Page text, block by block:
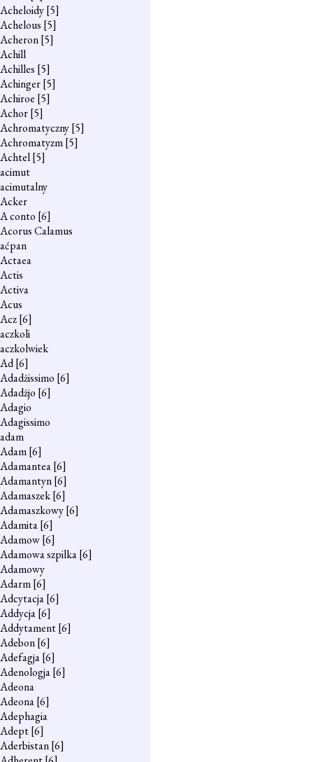
Acheloidy[5]
Achelous [5]
Acheron[5]
Achill
Achilles [5]
Achinger[5]
Achiroe [5]
Achor[5]
Achromatyczny[5]
Achromatyzm[5]
Achtel[5]
acimut
acimutalny
Acker
A conto [6]
Acorus Calamus
aćpan
Actaea
Actis
Activa
Acus
Acz[6]
aczkoli
aczkolwiek
Ad[6]
Adadżissimo [6]
Adadżjo [6]
Adagio
Adagissimo
adam
Adam[6]
Adamantea[6]
Adamantyn[6]
Adamaszek[6]
Adamaszkowy[6]
Adamita[6]
Adamow[6]
Adamowa szpilka[6]
Adamowy
Adarm[6]
Adcytacja[6]
Addycja[6]
Addytament[6]
Adebon[6]
Adefagja[6]
Adenologja[6]
Adeona
Adeona[6]
Adephagia
Adept[6]
Aderbistan[6]